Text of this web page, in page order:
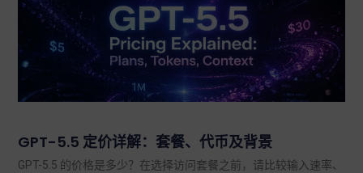
GPT-5.5 定价详解：套餐、代币及背景
GPT-5.5 的价格是多少？在选择访问套餐之前，请比较输入速率、